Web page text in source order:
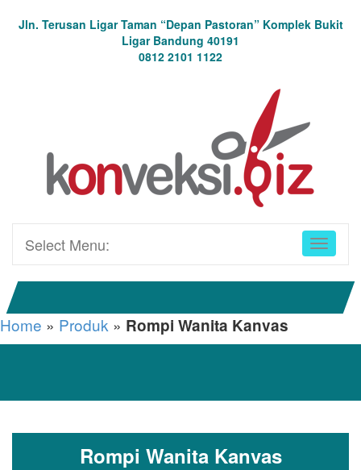
Jln. Terusan Ligar Taman “Depan Pastoran” Komplek Bukit
Ligar Bandung 40191
0812 2101 1122
Select Menu:
Home » Produk » Rompi Wanita Kanvas
Rompi Wanita Kanvas